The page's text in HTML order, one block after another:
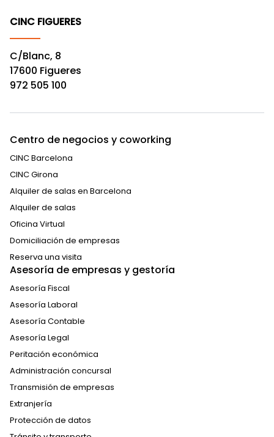
CINC FIGUERES
C/Blanc, 8
17600 Figueres
972 505 100
Centro de negocios y coworking
CINC Barcelona
CINC Girona
Alquiler de salas en Barcelona
Alquiler de salas
Oficina Virtual
Domiciliación de empresas
Reserva una visita
Asesoría de empresas y gestoría
Asesoría Fiscal
Asesoría Laboral
Asesoría Contable
Asesoría Legal
Peritación económica
Administración concursal
Transmisión de empresas
Extranjería
Protección de datos